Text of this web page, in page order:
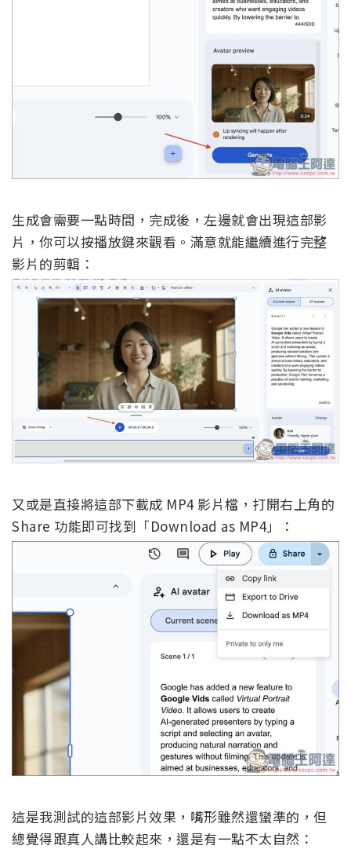
生成會需要一點時間，完成後，左邊就會出現這部影
片，你可以按播放鍵來觀看。滿意就能繼續進行完整
影片的剪輯：
又或是直接將這部下載成 MP4 影片檔，打開右上角的
Share 功能即可找到「Download as MP4」：
這是我測試的這部影片效果，嘴形雖然還蠻準的，但
總覺得跟真人講比較起來，還是有一點不太自然：